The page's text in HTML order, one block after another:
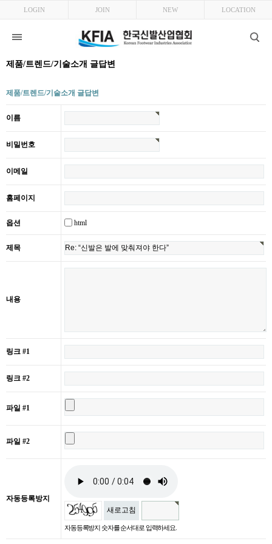
LOGIN JOIN NEW LOCATION
제품/트렌드/기술소개 글답변
제품/트렌드/기술소개 글답변
이름
비밀번호
이메일
홈페이지
옵션 html
제목
내용
링크 #1
링크 #2
파일 #1
파일 #2
자동등록방지
새로고침
자동등록방지 숫자를 순서대로 입력하세요.